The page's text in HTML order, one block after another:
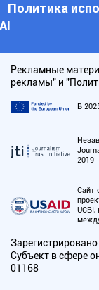
Политика
АI
Рекламные
рекламы" и
В
2019
Сайт
Субъект в сфере
01168